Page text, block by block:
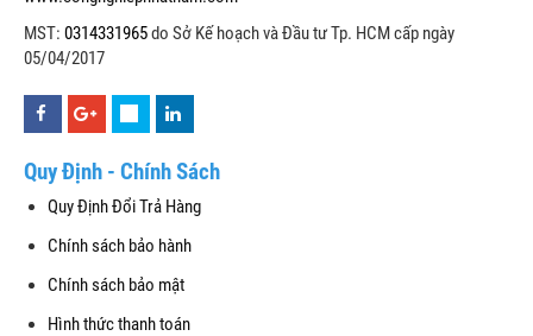
MST: 0314331965do Sở Kế hoạch và Đầu tư Tp. HCM cấp ngày
05/04/2017
Quy Định - Chính Sách
Quy Định Đổi Trả Hàng
Chính sách bảo hành
Chính sách bảo mật
Hình thức thanh toán